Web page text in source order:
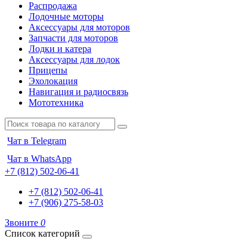
Распродажа
Лодочные моторы
Аксессуары для моторов
Запчасти для моторов
Лодки и катера
Аксессуары для лодок
Прицепы
Эхолокация
Навигация и радиосвязь
Мототехника
Чат в Telegram
Чат в WhatsApp
+7 (812) 502-06-41
+7 (812) 502-06-41
+7 (906) 275-58-03
Звоните 0
Список категорий